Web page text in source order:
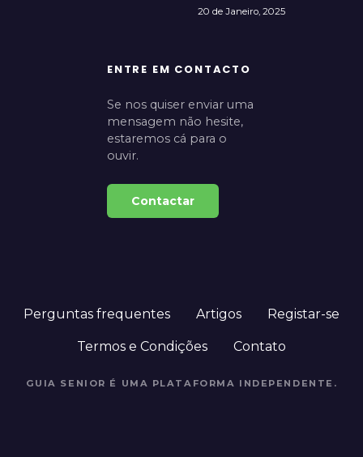
20 de Janeiro, 2025
ENTRE EM CONTACTO
Se nos quiser enviar uma
mensagem não hesite,
estaremos cá para o
ouvir.
Contactar
Perguntas frequentes Artigos Registar-se
Termos e Condições Contato
GUIA SENIOR É UMA PLATAFORMA INDEPENDENTE.